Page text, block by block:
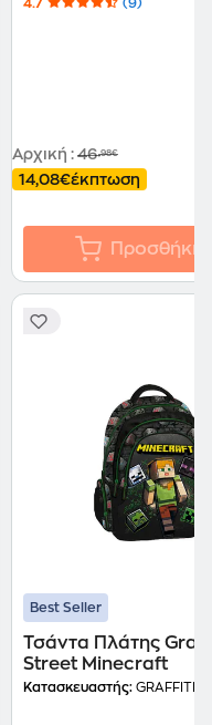
4.7 (9)
Αρχική : 46,98€
14,08€έκπτωση
Προσθήκη
Best Seller
Τσάντα Πλάτης
Street Minecraft
Κατασκευαστής: GRAFFITI